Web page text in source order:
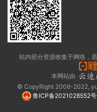
站内部分资源收集于网络，
本网站由
© CopyRight 2006-2022,
鲁ICP备2021028552